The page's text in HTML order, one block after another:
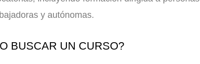
y autónomas.
BUSCAR UN CURSO?